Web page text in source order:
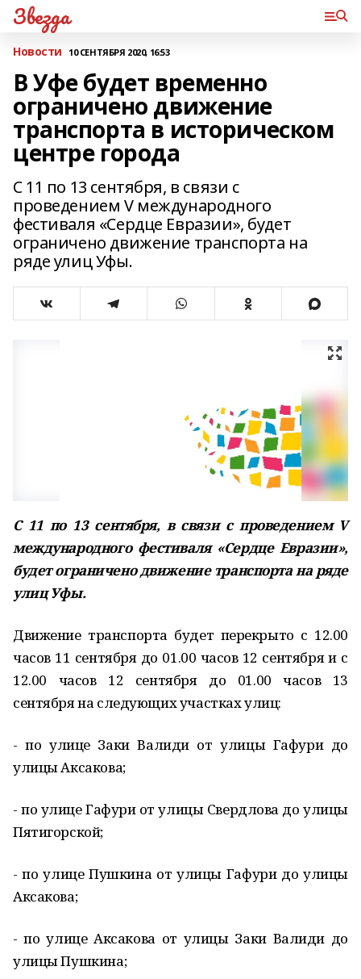
Звезда
Новости 10 СЕНТЯБРЯ 2020, 16:53
В Уфе будет временно
ограничено движение
транспорта в историческом
центре города
С 11 по 13 сентября, в связи с
проведением V международного
фестиваля «Сердце Евразии», будет
ограничено движение транспорта на
ряде улиц Уфы.
С 11 по 13 сентября, в связи с проведением V
международного фестиваля «Сердце Евразии»,
будет ограничено движение транспорта на ряде
улиц Уфы.
Движение транспорта будет перекрыто с 12.00
часов 11 сентября до 01.00 часов 12 сентября и с
12.00 часов 12 сентября до 01.00 часов 13
сентября на следующих участках улиц:
- по улице Заки Валиди от улицы Гафури до
улицы Аксакова;
- по улице Гафури от улицы Свердлова до улицы
Пятигорской;
- по улице Пушкина от улицы Гафури до улицы
Аксакова;
- по улице Аксакова от улицы Заки Валиди до
улицы Пушкина;